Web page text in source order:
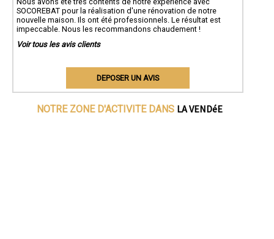
SOCOREBAT pour la réalisation d'une rénovation de notre
nouvelle maison. Ils ont été professionnels. Le résultat est
impeccable. Nous les recommandons chaudement !
Voir tous les avis clients
DEPOSER UN AVIS
NOTRE ZONE D'ACTIVITE DANS LA VENDéE